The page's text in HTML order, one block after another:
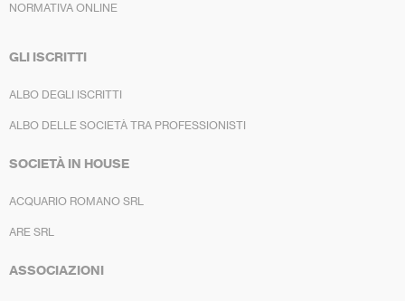
NORMATIVA ONLINE
GLI ISCRITTI
ALBO DEGLI ISCRITTI
ALBO DELLE SOCIETÀ TRA PROFESSIONISTI
SOCIETÀ IN HOUSE
ACQUARIO ROMANO SRL
ARE SRL
ASSOCIAZIONI